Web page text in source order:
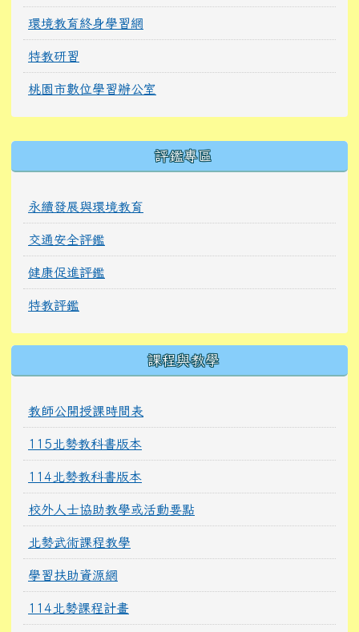
環境教育終身學習網
特教研習
桃園市數位學習辦公室
評鑑專區
永續發展與環境教育
交通安全評鑑
健康促進評鑑
特教評鑑
課程與教學
教師公開授課時間表
115北勢教科書版本
114北勢教科書版本
校外人士協助教學或活動要點
北勢武術課程教學
學習扶助資源網
114北勢課程計畫